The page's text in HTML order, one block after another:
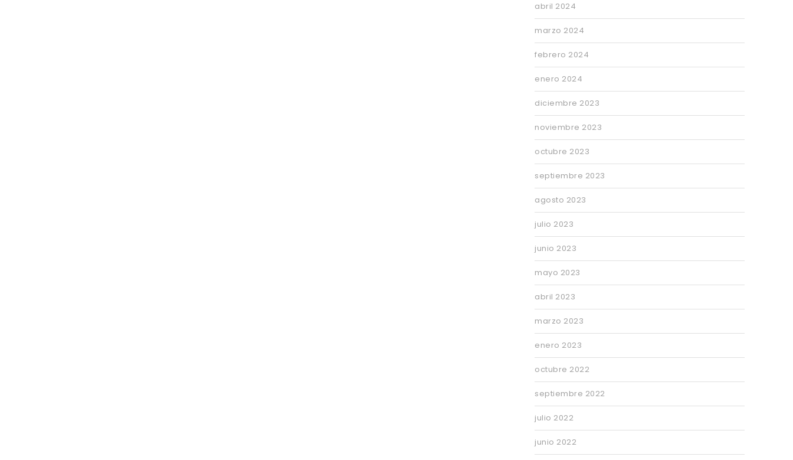
abril 2024
marzo 2024
febrero 2024
enero 2024
diciembre 2023
noviembre 2023
octubre 2023
septiembre 2023
agosto 2023
julio 2023
junio 2023
mayo 2023
abril 2023
marzo 2023
enero 2023
octubre 2022
septiembre 2022
julio 2022
junio 2022